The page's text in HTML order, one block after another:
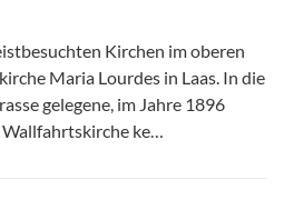
Kirchen im oberen
Maria Lourdes in Laas. In die
gelegene, im Jahre 1896
ke…